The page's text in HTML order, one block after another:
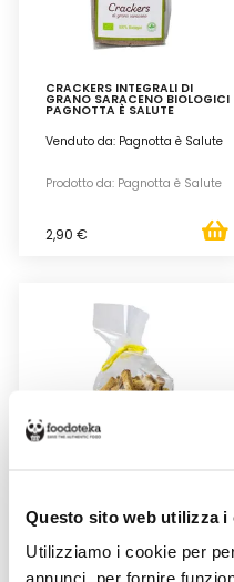
Questo sito web utilizza i
Utilizziamo i cookie per
annunci, per fornire
CRACKERS INTEGRALI DI
GRANO SARACENO BIOLOGICI
PAGNOTTA È SALUTE
Venduto da: Pagnotta è Salute
Prodotto da: Pagnotta è Salute
2,90 €
CUBOTTI BIO TOSTATI
SALUTE
Venduto da: Pagnotta è Salute